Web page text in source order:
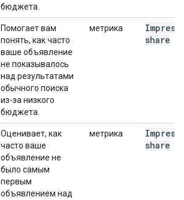
бюджета.
Помогает вам
понять, как часто
ваше объявление
не показывалось
над результатами
обычного поиска
из-за низкого
бюджета.
метрика
share
Оценивает, как
часто ваше
объявление не
было самым
первым
объявлением над
метрика
share